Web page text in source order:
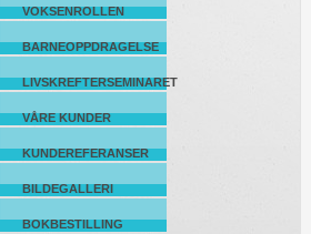
VOKSENROLLEN
BARNEOPPDRAGELSE
LIVSKREFTERSEMINARET
VÅRE KUNDER
KUNDEREFERANSER
BILDEGALLERI
BOKBESTILLING